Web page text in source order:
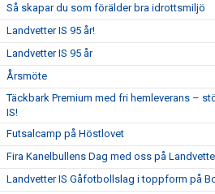
Så skapar du som förälder bra idrottsmiljö
Landvetter IS 95 år!
Landvetter IS 95 år
Årsmöte
Täckbark Premium med fri hemleverans –
IS!
Futsalcamp på Höstlovet
Fira Kanelbullens Dag med oss på
Landvetter IS Gåfotbollslag i toppform på